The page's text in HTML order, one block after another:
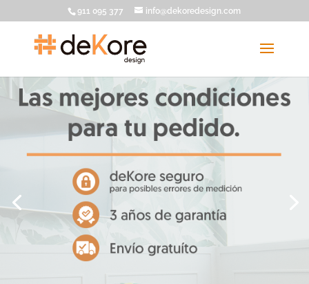
911 095 377 info@dekoredesign.com